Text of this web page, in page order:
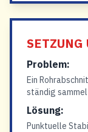
Problem:
Ein
ständig
Lösung:
Punktuelle